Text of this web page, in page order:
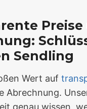
Sendling
Wert auf
Abrechnung.
genau wissen,